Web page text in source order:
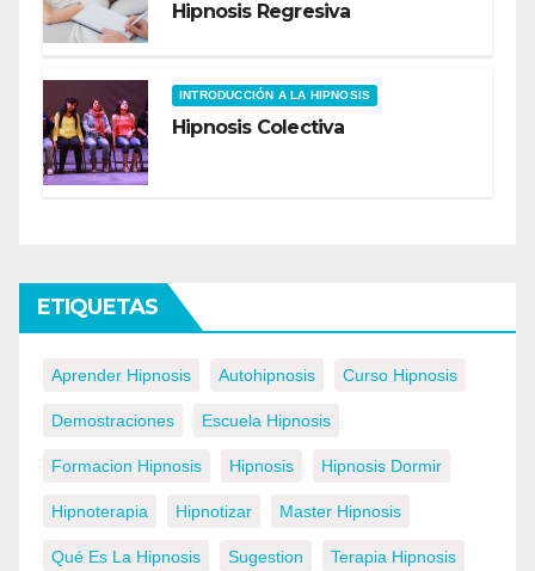
Hipnosis Regresiva
INTRODUCCIÓN A LA HIPNOSIS
Hipnosis Colectiva
ETIQUETAS
Aprender Hipnosis Autohipnosis Curso Hipnosis
Demostraciones Escuela Hipnosis
Formacion Hipnosis Hipnosis Hipnosis Dormir
Hipnoterapia Hipnotizar Master Hipnosis
Qué Es La Hipnosis Sugestion Terapia Hipnosis